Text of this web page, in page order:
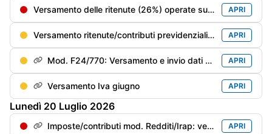
Versamento delle ritenute (26%) operate sui dividendi corrisposti nel 2° trimestre 2026 APRI
Versamento ritenute/contributi previdenziali del mese di giugno APRI
Mod. F24/770: Versamento e invio dati delle ritenute/trattenute operate APRI
Versamento Iva giugno APRI
Lunedì 20 Luglio 2026
Imposte/contributi mod. Redditi/Irap: versamento del saldo anno precedente e del 1° acconto anno in corso con la magg. dello 0,4% APRI